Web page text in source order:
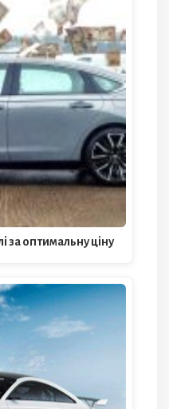
за оптимальну ціну